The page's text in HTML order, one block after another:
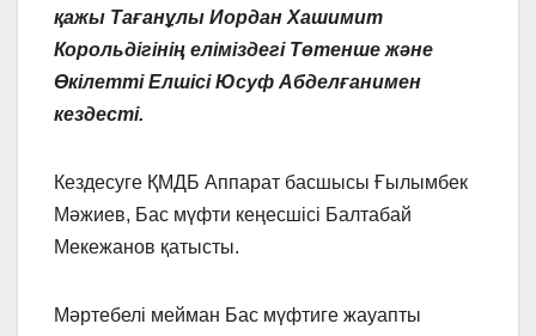
қажы Тағанұлы Иордан Хашимит
Корольдігінің еліміздегі Төтенше және
Өкілетті Елшісі Юсуф Абделғанимен
кездесті.
Кездесуге ҚМДБ Аппарат басшысы Ғылымбек
Мәжиев, Бас мүфти кеңесшісі Балтабай
Мекежанов қатысты.
Мәртебелі мейман Бас мүфтиге жауапты